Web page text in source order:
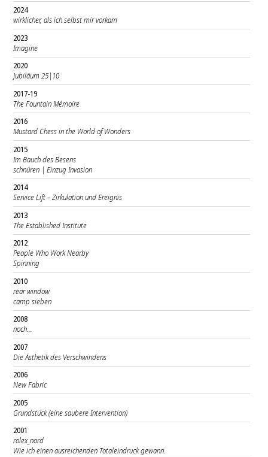
2024
wirklicher, als ich selbst mir vorkam
2023
Imagine
2020
Jubiläum 25|10
2017-19
The Fountain Mémoire
2016
Mustard Chess in the World of Wonders
2015
Im Bauch des Besens
schnüren | Einzug Invasion
2014
Service Lift – Zirkulation und Ereignis
2013
The Established Institute
2012
People Who Work Nearby
Spinning
2010
rear window
camp sieben
2008
noch...
2007
Die Ästhetik des Verschwindens
2006
New Fabric
2005
Grundstück (eine saubere Intervention)
2001
rolex_nord
Wie ich einen ausreichenden Totaleindruck gewann.